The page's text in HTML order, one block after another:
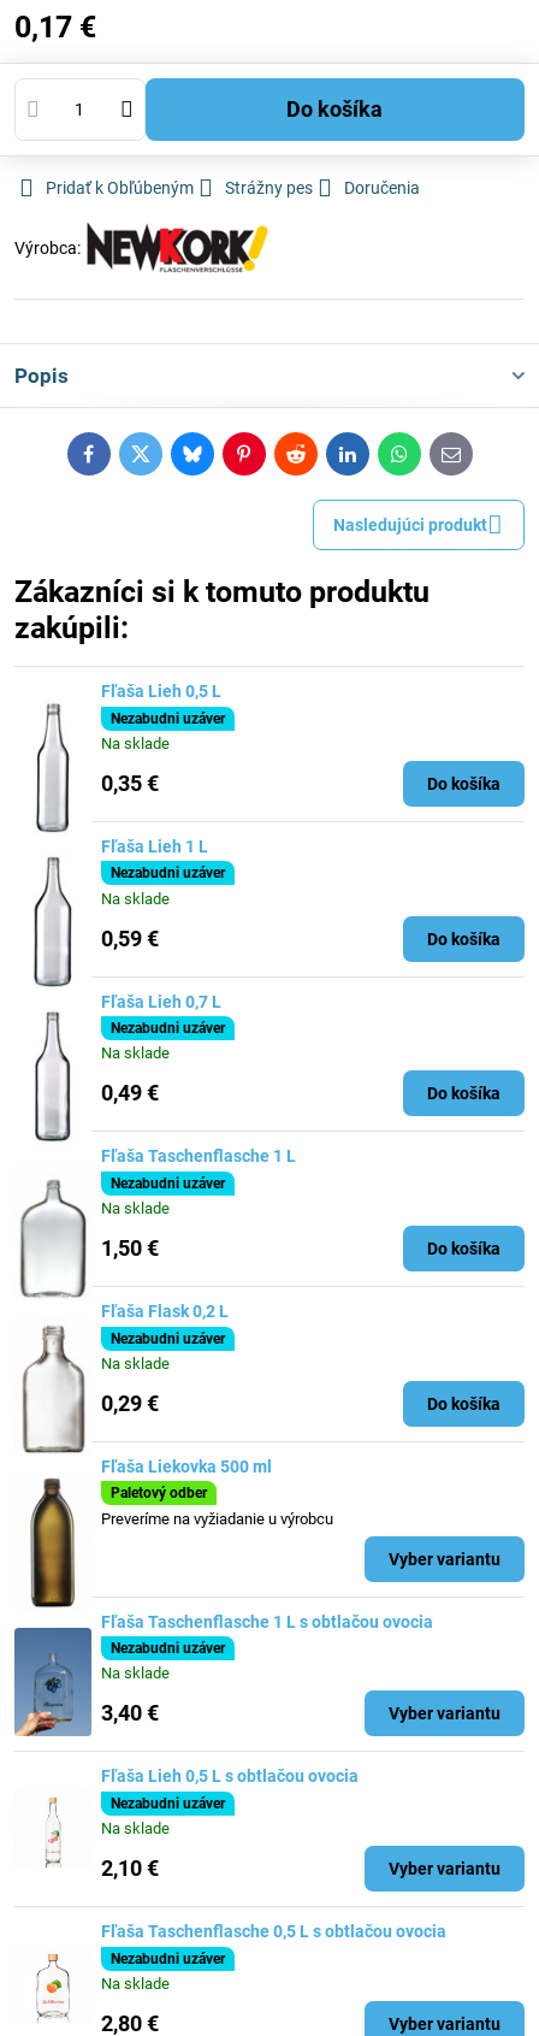
0,17 €
Do košíka
Pridať k Obľúbeným Strážny pes Doručenia
Výrobca:
Popis
FacebookTwitterBlueskyPinterestRedditLinkedInWhatsApp
E-
mail
Nasledujúci produkt
Zákazníci si k tomuto produktu
zakúpili:
Fľaša Lieh 0,5 L
Nezabudni uzáver
Na sklade
0,35 € Do košíka
Fľaša Lieh 1 L
Nezabudni uzáver
Na sklade
0,59 € Do košíka
Fľaša Lieh 0,7 L
Nezabudni uzáver
Na sklade
0,49 € Do košíka
Fľaša Taschenflasche 1 L
Nezabudni uzáver
Na sklade
1,50 € Do košíka
Fľaša Flask 0,2 L
Nezabudni uzáver
Na sklade
0,29 € Do košíka
Fľaša Liekovka 500 ml
Paletový odber
Preveríme na vyžiadanie u výrobcu
Vyber variantu
Fľaša Taschenflasche 1 L s obtlačou ovocia
Nezabudni uzáver
Na sklade
3,40 € Vyber variantu
Fľaša Lieh 0,5 L s obtlačou ovocia
Nezabudni uzáver
Na sklade
2,10 € Vyber variantu
Fľaša Taschenflasche 0,5 L s obtlačou ovocia
Nezabudni uzáver
Na sklade
2,80 € Vyber variantu